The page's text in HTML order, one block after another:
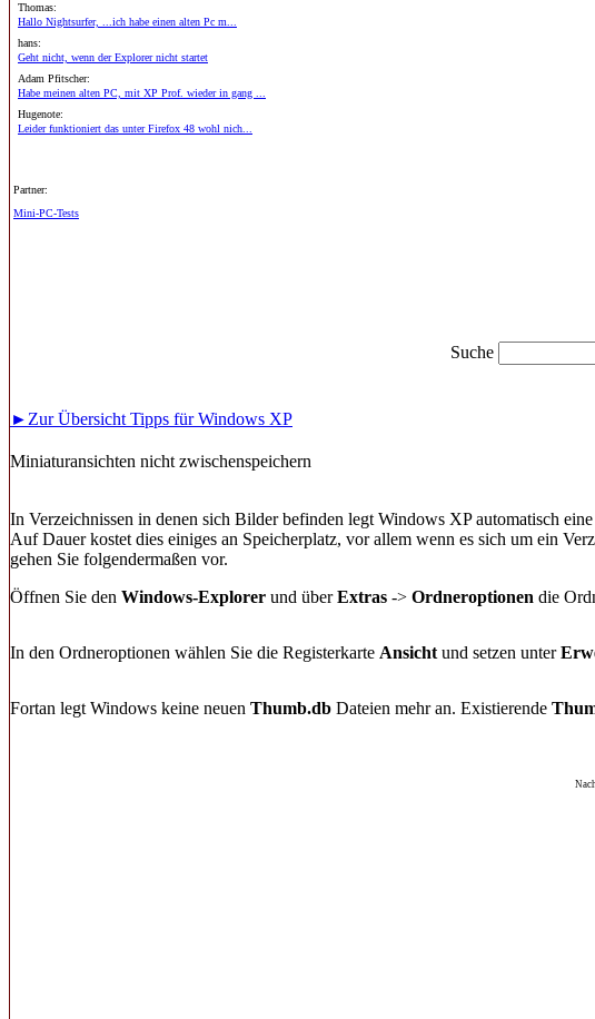
Thomas:
Hallo Nightsurfer, ...ich habe einen alten Pc m...
hans:
Geht nicht, wenn der Explorer nicht startet
Adam Pfitscher:
Habe meinen alten PC, mit XP Prof. wieder in gang ...
Hugenote:
Leider funktioniert das unter Firefox 48 wohl nich...
Partner:
Mini-PC-Tests
Suche
►Zur Übersicht Tipps für Windows XP
Miniaturansichten nicht zwischenspeichern
In Verzeichnissen in denen sich Bilder befinden legt Windows XP automatisch
Auf Dauer kostet dies einiges an Speicherplatz, vor allem wenn es sich um ein
gehen Sie folgendermaßen vor.
Öffnen Sie den Windows-Explorer und überExtras -> Ordneroptionen die
In den Ordneroptionen wählen Sie die Registerkarte Ansicht und setzen unter
Fortan legt Windows keine neuen Thumb.db Dateien mehr an. Existierende